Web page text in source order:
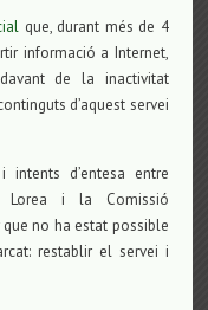
que, durant més de 4
informació a Internet,
de la inactivitat
d’aquest servei
intents d’entesa entre
Lorea i la Comissió
que no ha estat possible
restablir el servei i